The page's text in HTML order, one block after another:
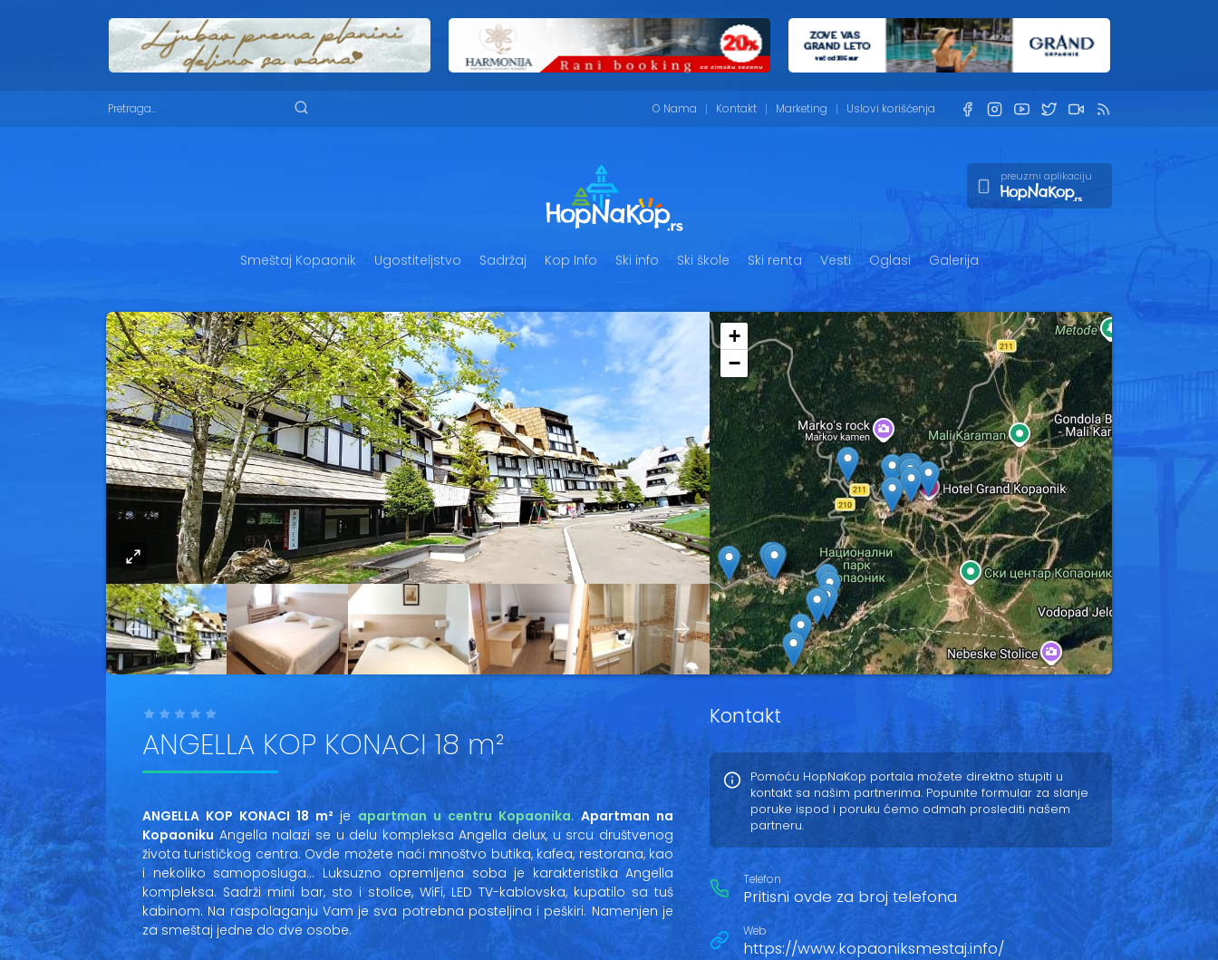
O Nama Kontakt Marketing Uslovi korišćenja
preuzmi aplikaciju
Smeštaj Kopaonik Ugostiteljstvo Sadržaj Kop Info Ski info Ski škole Ski renta Vesti Oglasi Galerija
+
−
ANGELLA KOP KONACI 18 m²
ANGELLA KOP KONACI 18 m² je apartman u centru Kopaonika. Apartman na
Kopaoniku Angella nalazi se u delu kompleksa Angella delux, u srcu društvenog
života turističkog centra. Ovde možete naći mnoštvo butika, kafea, restorana, kao
i nekoliko samoposluga… Luksuzno opremljena soba je karakteristika Angella
kompleksa. Sadrži mini bar, sto i stolice, WiFi, LED TV-kablovska, kupatilo sa tuš
kabinom. Na raspolaganju Vam je sva potrebna posteljina i peškiri. Namenjen je
za smeštaj jedne do dve osobe.
Kontakt
Pomoću HopNaKop portala možete direktno stupiti u
kontakt sa našim partnerima. Popunite formular za slanje
poruke ispod i poruku ćemo odmah proslediti našem
partneru.
Telefon
Pritisni ovde za broj telefona
Web
https://www.kopaoniksmestaj.info/